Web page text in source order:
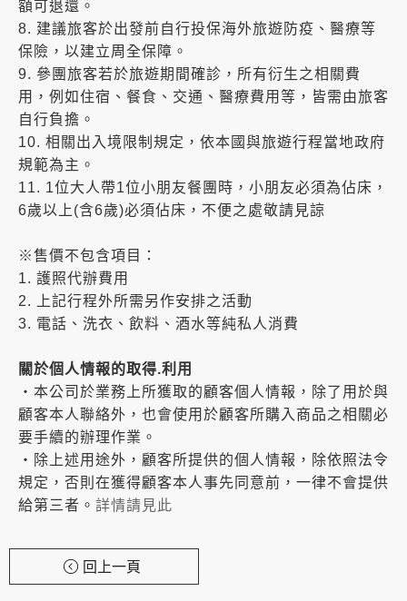
額可退還。
8. 建議旅客於出發前自行投保海外旅遊防疫、醫療等
保險，以建立周全保障。
9. 參團旅客若於旅遊期間確診，所有衍生之相關費
用，例如住宿、餐食、交通、醫療費用等，皆需由旅客
自行負擔。
10. 相關出入境限制規定，依本國與旅遊行程當地政府
規範為主。
11. 1位大人帶1位小朋友餐團時，小朋友必須為佔床，
6歲以上(含6歲)必須佔床，不便之處敬請見諒
※售價不包含項目：
1. 護照代辦費用
2. 上記行程外所需另作安排之活動
3. 電話、洗衣、飲料、酒水等純私人消費
關於個人情報的取得.利用
・本公司於業務上所獲取的顧客個人情報，除了用於與
顧客本人聯絡外，也會使用於顧客所購入商品之相關必
要手續的辦理作業。
・除上述用途外，顧客所提供的個人情報，除依照法令
規定，否則在獲得顧客本人事先同意前，一律不會提供
給第三者。 詳情請見此
回上一頁